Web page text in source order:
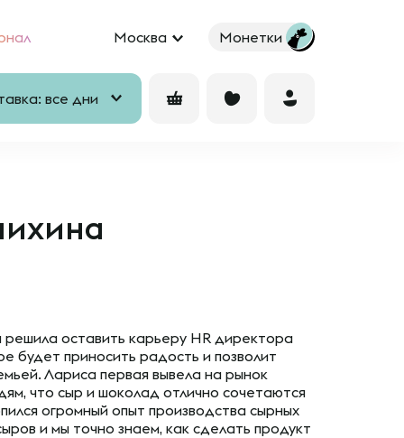
Москва Монетки
все дни
оставить карьеру HR директора
будет приносить радость и позволит
Лариса первая вывела на рынок
что сыр и шоколад отлично сочетаются
огромный опыт производства сырных
и мы точно знаем, как сделать продукт